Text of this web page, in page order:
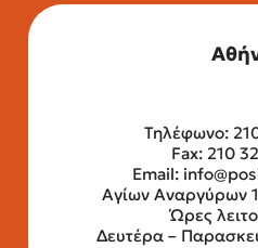
Τηλέφωνο:
Fax: 210
Email:
Αγίων Αναργύρων
Ώρες
Δευτέρα –